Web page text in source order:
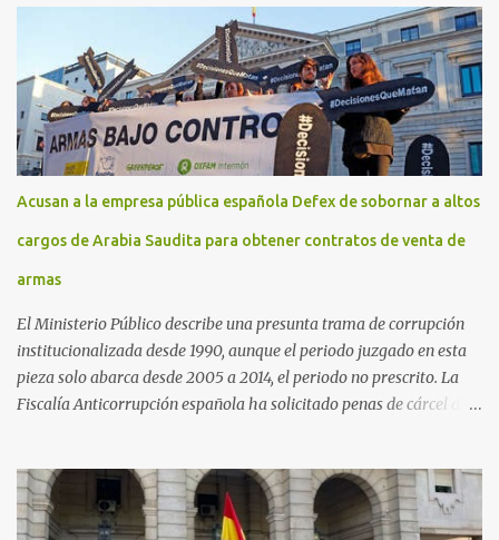
Acusan a la empresa pública española Defex de sobornar a altos
cargos de Arabia Saudita para obtener contratos de venta de
armas
El Ministerio Público describe una presunta trama de corrupción
institucionalizada desde 1990, aunque el periodo juzgado en esta
pieza solo abarca desde 2005 a 2014, el periodo no prescrito. La
Fiscalía Anticorrupción española ha solicitado penas de cárcel de
Arabia Saudita a través de la empresa pública española Defex,
disuelta. El fiscal Conrado Saiz describe en su escrito de